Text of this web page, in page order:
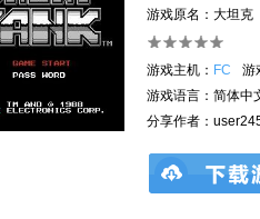
游戏原名：大坦克
游戏主机： FC
游
游戏语言：简体中
分享作者：